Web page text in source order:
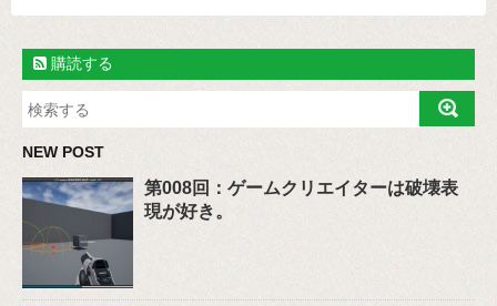
購読する
NEW POST
第008回：ゲームクリエイターは破壊表
現が好き。